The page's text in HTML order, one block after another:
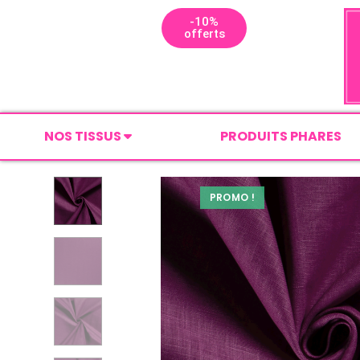
-10%
offerts
NOS TISSUS PRODUITS PHARES
PROMO !